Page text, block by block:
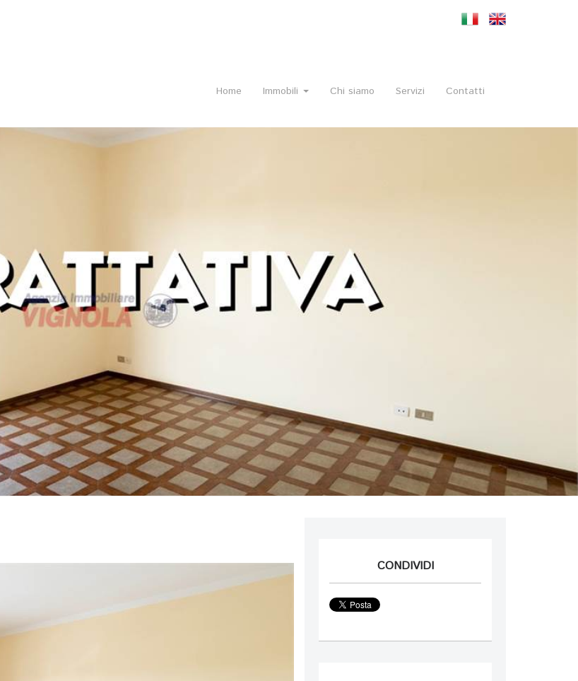
Home Immobili Chi siamo Servizi Contatti
CONDIVIDI